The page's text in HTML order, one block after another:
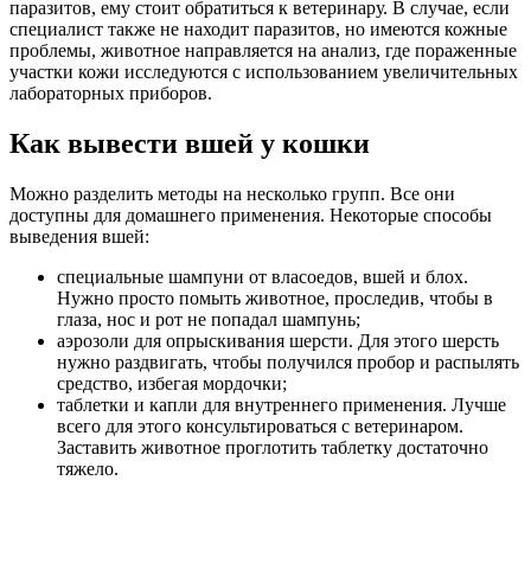
паразитов, ему стоит обратиться к ветеринару. В случае, если
специалист также не находит паразитов, но имеются кожные
проблемы, животное направляется на анализ, где пораженные
участки кожи исследуются с использованием увеличительных
лабораторных приборов.
Как вывести вшей у кошки
Можно разделить методы на несколько групп. Все они
доступны для домашнего применения. Некоторые способы
выведения вшей:
специальные шампуни от власоедов, вшей и блох.
Нужно просто помыть животное, проследив, чтобы в
глаза, нос и рот не попадал шампунь;
аэрозоли для опрыскивания шерсти. Для этого шерсть
нужно раздвигать, чтобы получился пробор и распылять
средство, избегая мордочки;
таблетки и капли для внутреннего применения. Лучше
всего для этого консультироваться с ветеринаром.
Заставить животное проглотить таблетку достаточно
тяжело.